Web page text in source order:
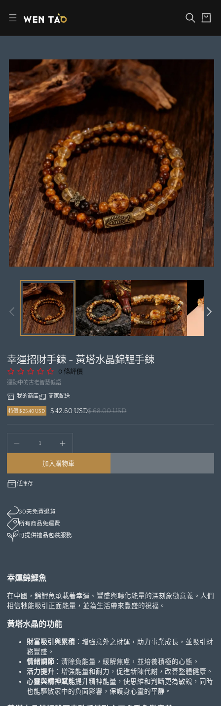
容
物
跳
至
產
品
資
訊
窗
體
1
幸運招財手鍊 - 黃塔水晶錦鯉手鍊
0 條評價
運動中的古老智慧低語
我的商店 商家配送
$ 42.60 USD$ 68.00 USD
特價 $ 25.40 USD
加入購物車
低庫存
30天免費退貨
所有商品免運費
可提供禮品包裝服務
幸運錦鯉魚
在中國，錦鯉魚承載著幸運、豐盛與轉化能量的深刻象徵意義。人們
相信牠能吸引正面能量，並為生活帶來豐盛的祝福。
黃塔水晶的功能
財富吸引與累積：增強意外之財運，助力事業成長，並吸引財
務豐盛。
情緒調節：清除負能量，緩解焦慮，並培養積極的心態。
活力提升：增強能量和耐力，促進新陳代謝，改善整體健康。
心靈與精神賦能提升精神能量，使思維和判斷更為敏銳，同時
也能驅散家中的負面影響，保護身心靈的平靜。